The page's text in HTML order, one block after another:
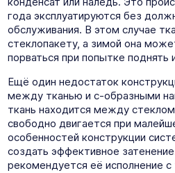
года эксплуатируются без
обслуживания. В этом случае
стеклопакету, а зимой она
порваться при попытке поднять
Ещё один недостаток
между тканью и с-образными
ткань находится между
свободно двигается при
особенностей конструкции
создать эффективное
рекомендуется её исполнение с